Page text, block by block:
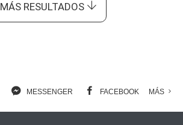
MÁS RESULTADOS
MESSENGER FACEBOOK MÁS